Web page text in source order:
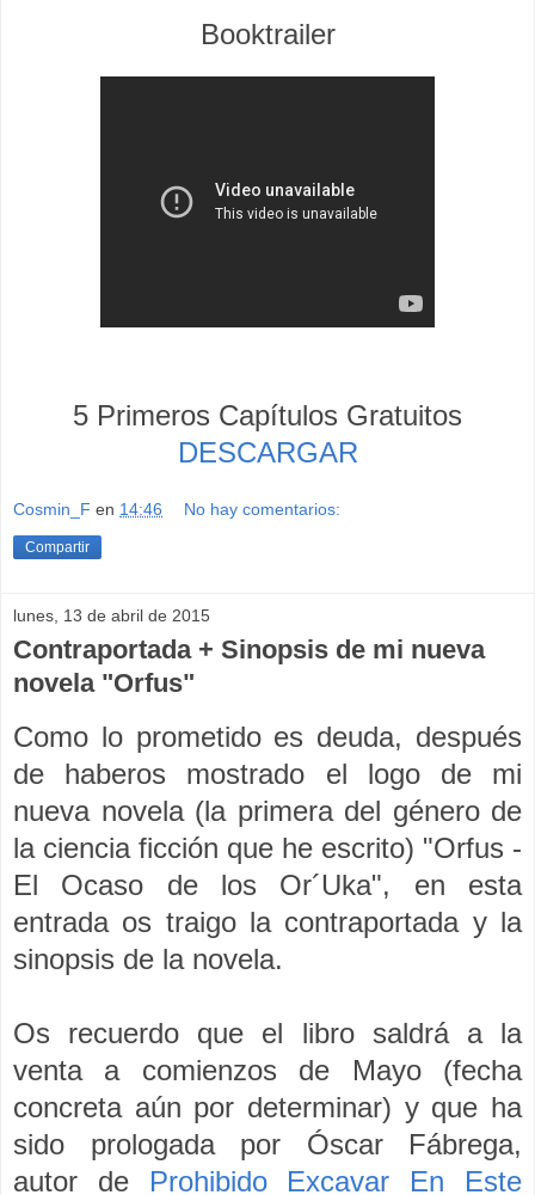
Booktrailer
5 Primeros Capítulos Gratuitos
DESCARGAR
Cosmin_F en 14:46 No hay comentarios:
Compartir
lunes, 13 de abril de 2015
Contraportada + Sinopsis de mi nueva
novela "Orfus"
Como lo prometido es deuda, después
de haberos mostrado el logo de mi
nueva novela (la primera del género de
la ciencia ficción que he escrito) "Orfus -
El Ocaso de los Or´Uka", en esta
entrada os traigo la contraportada y la
sinopsis de la novela.
Os recuerdo que el libro saldrá a la
venta a comienzos de Mayo (fecha
concreta aún por determinar) y que ha
sido prologada por Óscar Fábrega,
autor de Prohibido Excavar En Este